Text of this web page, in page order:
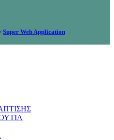
Super Web Application